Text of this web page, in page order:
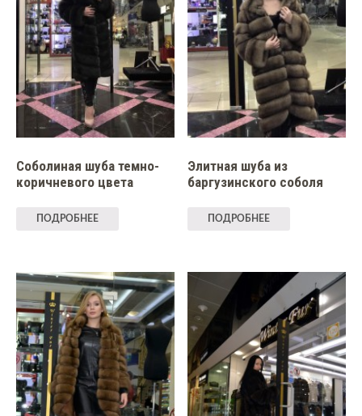
Соболиная шуба темно-
коричневого цвета
ПОДРОБНЕЕ
Элитная шуба из
баргузинского соболя
ПОДРОБНЕЕ